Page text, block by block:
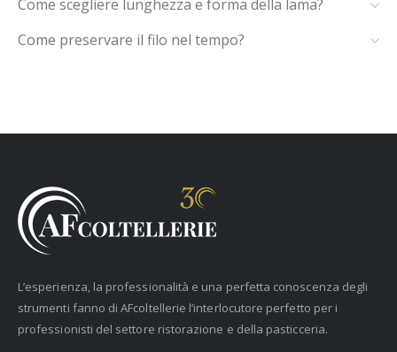
Come scegliere lunghezza e forma della lama?
Come preservare il filo nel tempo?
L’esperienza, la professionalità e una perfetta conoscenza degli
strumenti fanno di AFcoltellerie l’interlocutore perfetto per i
professionisti del settore ristorazione e della pasticceria.